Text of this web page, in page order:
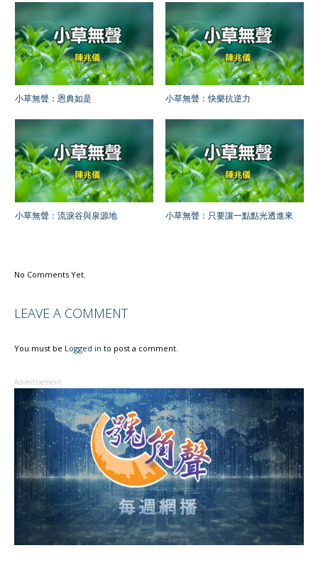
小草無聲：恩典如是 小草無聲：快樂抗逆力
小草無聲：流淚谷與泉源地 小草無聲：只要讓一點點光透進來
No Comments Yet.
LEAVE A COMMENT
You must be Logged in to post a comment.
Advertisement